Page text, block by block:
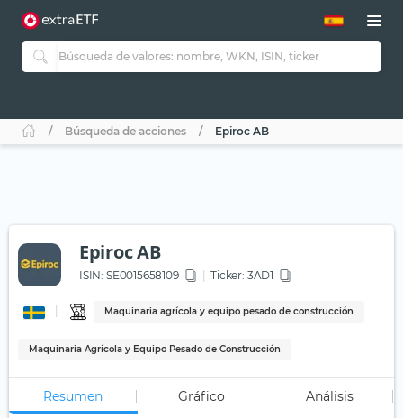
Búsqueda de acciones Epiroc AB
Epiroc AB
ISIN: SE0015658109 Ticker: 3AD1
Maquinaria agrícola y equipo pesado de construcción
Maquinaria Agrícola y Equipo Pesado de Construcción
Resumen Gráfico Análisis